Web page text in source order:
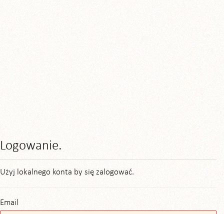
Logowanie.
Użyj lokalnego konta by się zalogować.
Email